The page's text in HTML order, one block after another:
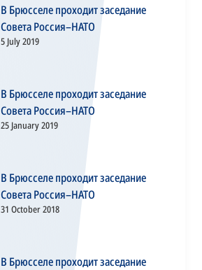
В Брюсселе проходит заседание
Совета Россия–НАТО
5 July 2019
В Брюсселе проходит заседание
Совета Россия–НАТО
25 January 2019
В Брюсселе проходит заседание
Совета Россия–НАТО
31 October 2018
В Брюсселе проходит заседание